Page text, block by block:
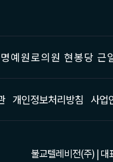
예원로의원 현봉당
개인정보처리방침 사업
불교텔레비전(주) | 대